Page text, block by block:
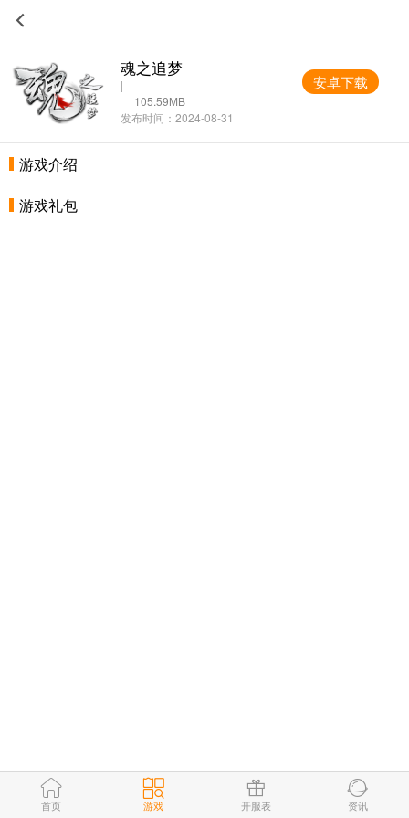
魂之追梦
|
105.59MB
发布时间：2024-08-31
安卓下载
游戏介绍
游戏礼包
首页 游戏 开服表 资讯